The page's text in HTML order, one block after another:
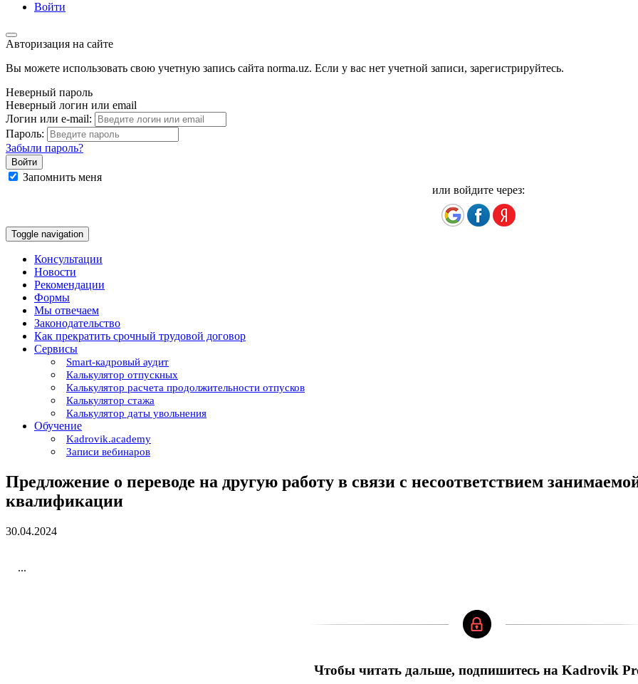
Войти
Авторизация на сайте
Вы можете использовать свою учетную запись сайта norma.uz. Если у вас нет учетной записи, зарегистрируйтесь.
Неверный пароль
Неверный логин или email
Логин или e-mail:
Пароль:
Забыли пароль?
Запомнить меня
или войдите через:
Toggle navigation
Консультации
Новости
Рекомендации
Формы
Мы отвечаем
Законодательство
Как прекратить срочный трудовой договор
Сервисы
Smart-кадровый аудит
Калькулятор отпускных
Калькулятор расчета продолжительности отпусков
Калькулятор стажа
Калькулятор даты увольнения
Обучение
Kadrovik.academy
Записи вебинаров
Предложение о переводе на другую работу в связи с несоответствием
квалификации
30.04.2024
...
Чтобы читать дальше, подпишитесь на Kadrovik